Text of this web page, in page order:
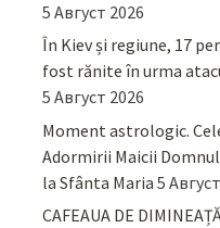
5 Август 2026
În Kiev și regiune, 17
fost rănite în urma
5 Август 2026
Moment astrologic.
Adormirii Maicii
la Sfânta Maria 5
CAFEAUA DE